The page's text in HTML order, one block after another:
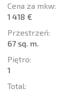
Cena za mkw:
1 418 €
Przestrzeń:
67 sq. m.
Piętro:
1
Total: